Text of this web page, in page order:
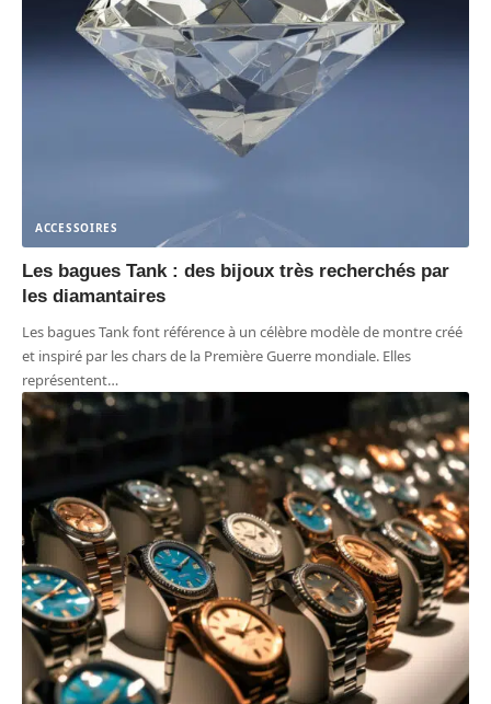
ACCESSOIRES
Les bagues Tank : des bijoux très recherchés par
les diamantaires
Les bagues Tank font référence à un célèbre modèle de montre créé
et inspiré par les chars de la Première Guerre mondiale. Elles
représentent…